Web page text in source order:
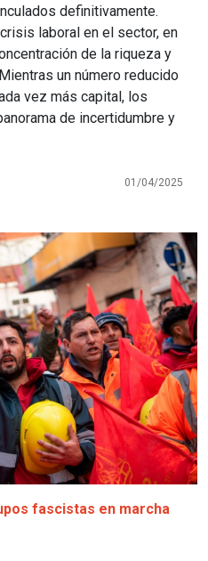
definitivamente.
laboral en el sector, en
de la riqueza y
un número reducido
vez más capital, los
de incertidumbre y
01/04/2025
fascistas en marcha